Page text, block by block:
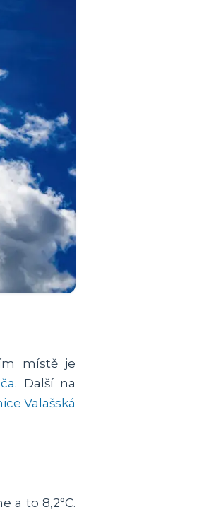
místě je
. Další na
Valašská
a to 8,2°C.